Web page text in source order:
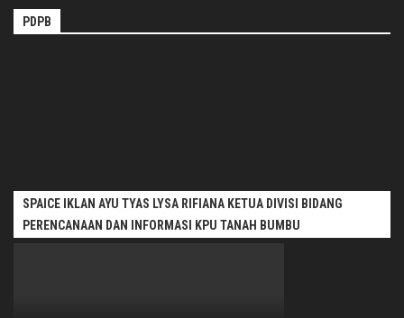
PDPB
SPAICE IKLAN AYU TYAS LYSA RIFIANA KETUA DIVISI BIDANG
PERENCANAAN DAN INFORMASI KPU TANAH BUMBU